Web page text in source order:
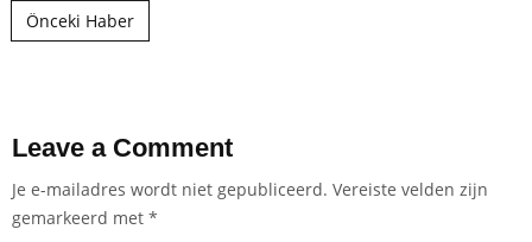
Post navigation
Önceki Haber
Leave a Comment
Je e-mailadres wordt niet gepubliceerd. Vereiste velden zijn
gemarkeerd met *